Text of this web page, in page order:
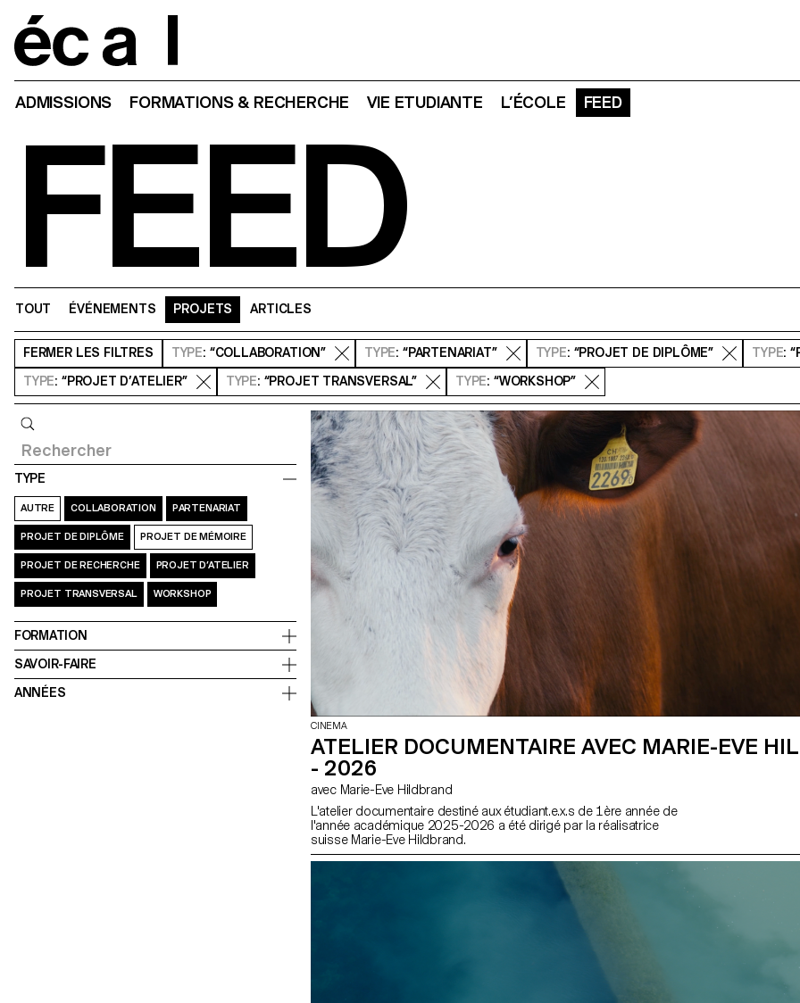
ADMISSIONS FORMATIONS & RECHERCHE VIE ETUDIANTE L’ÉCOLE FEED
FEED
TOUT ÉVÉNEMENTS PROJETS ARTICLES
FERMER LES FILTRES TYPE: “COLLABORATION” TYPE: “PARTENARIAT” TYPE: “PROJET DE DIPLÔME” TYPE:
TYPE: “PROJET D’ATELIER” TYPE: “PROJET TRANSVERSAL” TYPE: “WORKSHOP”
TYPE
AUTRE COLLABORATION PARTENARIAT
PROJET DE DIPLÔME PROJET DE MÉMOIRE
PROJET DE RECHERCHE PROJET D’ATELIER
PROJET TRANSVERSAL WORKSHOP
FORMATION
SAVOIR-FAIRE
ANNÉES
CINEMA
ATELIER DOCUMENTAIRE AVEC MARIE-EVE
- 2026
avec Marie-Eve Hildbrand
L'atelier documentaire destiné aux étudiant.e.x.s de 1ère année de
l'année académique 2025-2026 a été dirigé par la réalisatrice
suisse Marie-Eve Hildbrand.